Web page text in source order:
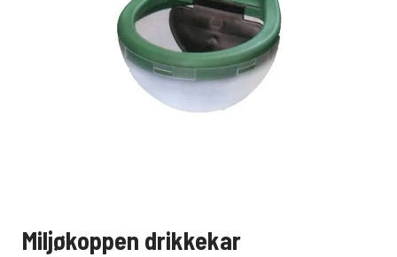
Miljøkoppen drikkekar